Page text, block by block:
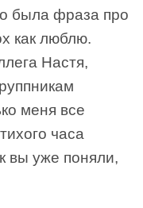
была фраза про
как люблю.
Настя,
меня все
часа
вы уже поняли,